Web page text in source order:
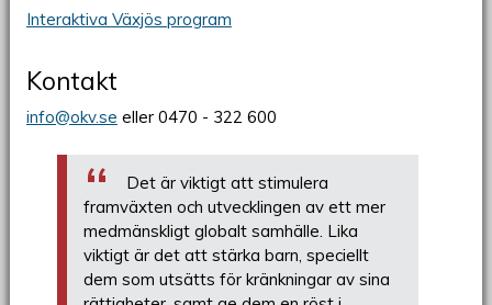
Interaktiva Växjös program
Kontakt
info@okv.se eller 0470 - 322 600
Det är viktigt att stimulera
framväxten och utvecklingen av ett mer
medmänskligt globalt samhälle. Lika
viktigt är det att stärka barn, speciellt
dem som utsätts för kränkningar av sina